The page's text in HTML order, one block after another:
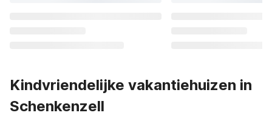
Kindvriendelijke vakantiehuizen in
Schenkenzell